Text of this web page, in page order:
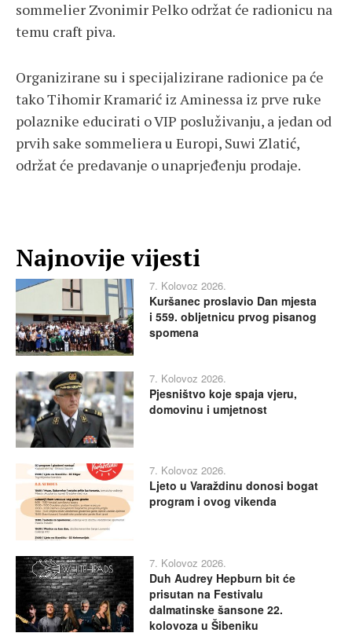
sommelier Zvonimir Pelko održat će radionicu na
temu craft piva.
Organizirane su i specijalizirane radionice pa će
tako Tihomir Kramarić iz Aminessa iz prve ruke
polaznike educirati o VIP posluživanju, a jedan od
prvih sake sommeliera u Europi, Suwi Zlatić,
održat će predavanje o unaprjeđenju prodaje.
Najnovije vijesti
7. Kolovoz 2026.
Kuršanec proslavio Dan mjesta
i 559. obljetnicu prvog pisanog
spomena
7. Kolovoz 2026.
Pjesništvo koje spaja vjeru,
domovinu i umjetnost
7. Kolovoz 2026.
Ljeto u Varaždinu donosi bogat
program i ovog vikenda
7. Kolovoz 2026.
Duh Audrey Hepburn bit će
prisutan na Festivalu
dalmatinske šansone 22.
kolovoza u Šibeniku